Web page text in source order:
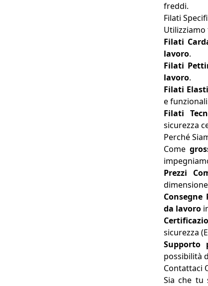
freddi.
Filati
Filati
lavoro.
Filati
lavoro.
Filati
e
Filati
sicurezza
Perché
Come
Prezzi
Consegne
da lavoro
sicurezza
Supporto
possibilità
Contattaci
Sia che tu